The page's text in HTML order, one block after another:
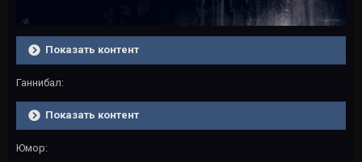
Показать контент
Ганнибал:
Показать контент
Юмор: